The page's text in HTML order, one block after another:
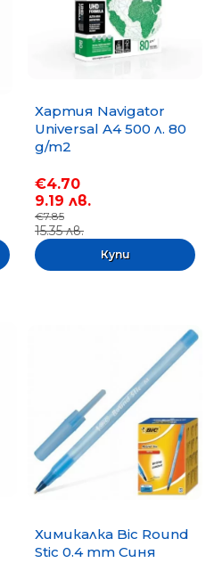
Хартия Navigator
Universal A4 500 л. 80
g/m2
€4.70
9.19 лв.
€7.85
15.35 лв.
Химикалка Bic Round
Stic 0.4 mm Синя